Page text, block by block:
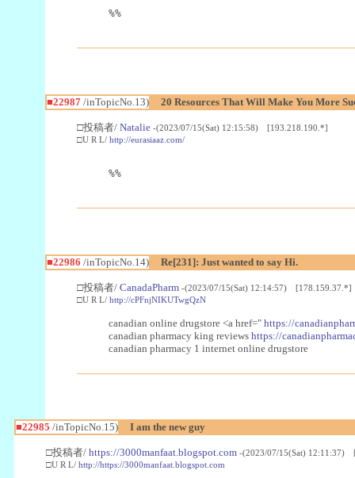
%%
■22987/inTopicNo.13) 20 Resources That Will Make You More
□投稿者/ Natalie -(2023/07/15(Sat) 12:15:58) [193.218.190.*]
□U R L/ http://eurasiaaz.com/
%%
■22986 /inTopicNo.14) Re[231]: Just wanted to say Hi.
□投稿者/ CanadaPharm -(2023/07/15(Sat) 12:14:57) [178.159.37.*]
□U R L/ http://cPFnjNIKUTwgQzN
canadian online drugstore <a href=" https://
canadian pharmacy king reviews https://
canadian pharmacy 1 internet online drugstore
■22985 /inTopicNo.15) I am the new guy
□投稿者/ https://3000manfaat.blogspot.com -(2023/07/15(Sat) 12:11:37)
□U R L/ http://https://3000manfaat.blogspot.com